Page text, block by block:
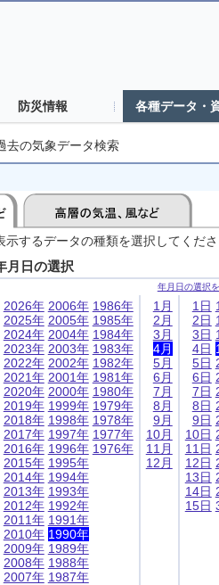
防災情報 各種データ・
去の気象データ検索
するデータの種類を選択してくだ
月日の選択
年月日の選択
2026年
2025年
2024年
2023年
2022年
2021年
2020年
2019年
2018年
2017年
2016年
2015年
2014年
2013年
2012年
2011年
2010年
2009年
2008年
2007年
2006年
2005年
2004年
2003年
2002年
2001年
2000年
1999年
1998年
1997年
1996年
1995年
1994年
1993年
1992年
1991年
1990年
1989年
1988年
1987年
1986年
1985年
1984年
1983年
1982年
1981年
1980年
1979年
1978年
1977年
1976年
1月
2月
3月
4月
5月
6月
7月
8月
9月
10月
11月
12月
1日
2日
3日
4日
5日
6日
7日
8日
9日
10日
11日
12日
13日
14日
15日